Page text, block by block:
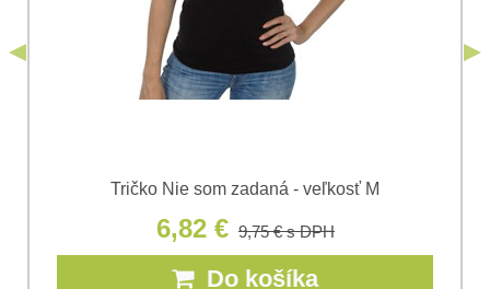
Tričko Nie som zadaná - veľkosť M
6,82 € 9,75 €s DPH
Do košíka